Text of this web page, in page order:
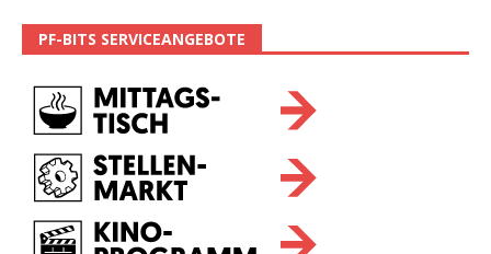
PF-BITS SERVICEANGEBOTE